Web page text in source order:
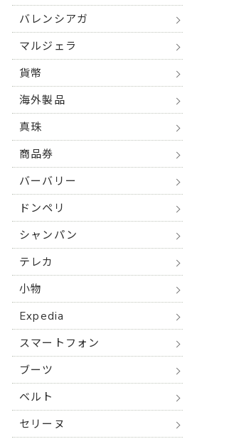
バレンシアガ
マルジェラ
貨幣
海外製品
真珠
商品券
バーバリー
ドンペリ
シャンパン
テレカ
小物
Expedia
スマートフォン
ブーツ
ベルト
セリーヌ